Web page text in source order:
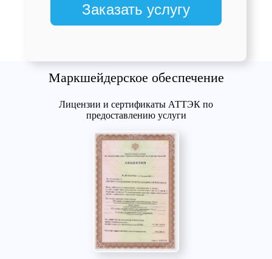
Заказать услугу
Маркшейдерское обеспечение
Лицензии и сертификаты АТТЭК по
предоставлению услуги